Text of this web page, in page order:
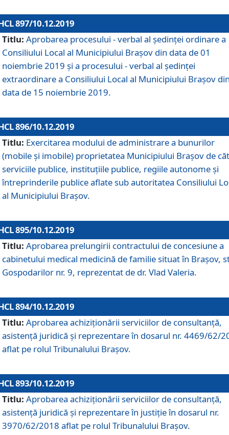
897/10.12.2019
Titlu: Aprobarea procesului - verbal al şedinţei ordinare a
Consiliului Local al Municipiului Brașov din data de 01
noiembrie 2019 și a procesului - verbal al ședinței
extraordinare a Consiliului Local al Municipiului Brașov
data de 15 noiembrie 2019.
896/10.12.2019
Titlu: Exercitarea modului de administrare a bunurilor
(mobile și imobile) proprietatea Municipiului Brașov de
serviciile publice, instituțiile publice, regiile autonome și
întreprinderile publice aflate sub autoritatea Consiliului
al Municipiului Brașov.
895/10.12.2019
Titlu: Aprobarea prelungirii contractului de concesiune a
cabinetului medical medicină de familie situat în Braşov,
Gospodarilor nr. 9, reprezentat de dr. Vlad Valeria.
894/10.12.2019
Titlu: Aprobarea achiziţionării serviciilor de consultanţă,
asistenţă juridică şi reprezentare în dosarul nr. 4469/62/
aflat pe rolul Tribunalului Braşov.
893/10.12.2019
Titlu: Aprobarea achiziţionării serviciilor de consultanţă,
asistenţă juridică şi reprezentare în justiţie în dosarul nr.
3970/62/2018 aflat pe rolul Tribunalului Braşov.